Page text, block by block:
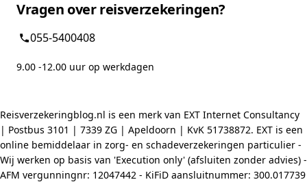
Vragen over reisverzekeringen?
055-5400408
9.00 -12.00 uur op werkdagen
Reisverzekeringblog.nl is een merk van EXT Internet Consultancy
| Postbus 3101 | 7339 ZG | Apeldoorn | KvK 51738872. EXT is een
online bemiddelaar in zorg- en schadeverzekeringen particulier -
Wij werken op basis van 'Execution only' (afsluiten zonder advies) -
AFM vergunningnr: 12047442 - KiFiD aansluitnummer: 300.017739